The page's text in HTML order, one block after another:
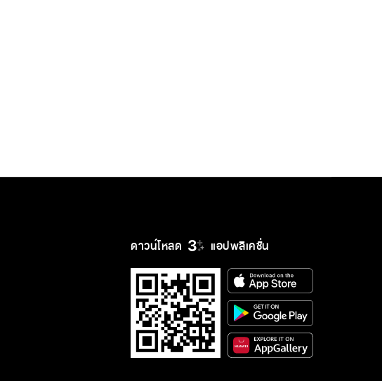
ดาวน์โหลด แอปพลิเคชั่น